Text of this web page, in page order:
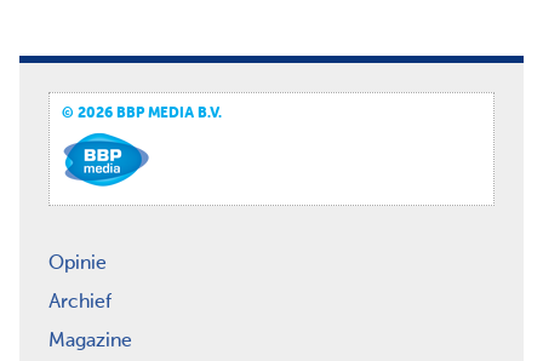
© 2026 BBP MEDIA B.V.
Opinie
Archief
Magazine